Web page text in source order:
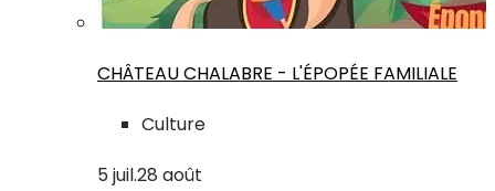
CHÂTEAU CHALABRE - L'ÉPOPÉE FAMILIALE
Culture
5 juil.28 août